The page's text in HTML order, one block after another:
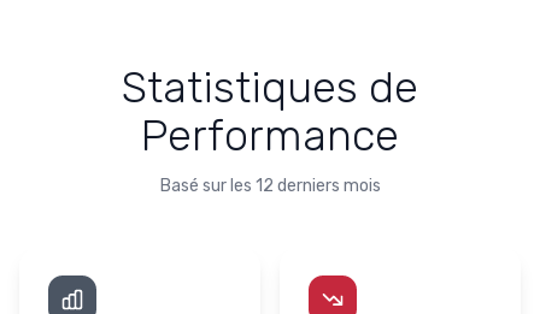
Statistiques de
Performance
Basé sur les 12 derniers mois